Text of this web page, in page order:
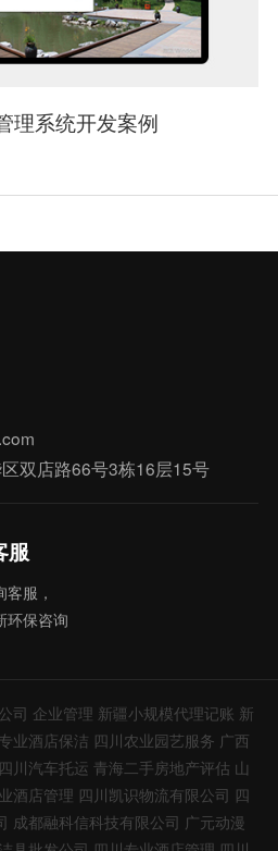
理系统开发案例
双店路66号3栋16层15号
服
服，
环保咨询
司 企业管理 新疆小规模代理记账 新
业酒店保洁 四川农业园艺服务 广西
川汽车托运 青海二手房地产评估 山
酒店管理 四川凯识物流有限公司 四
成都融科信科技有限公司 广元动漫